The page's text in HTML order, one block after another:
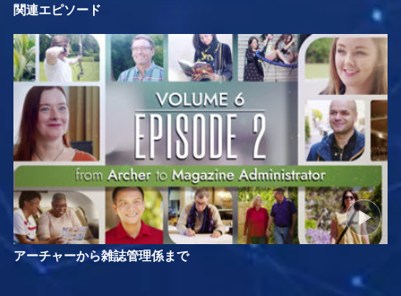
関連エピソード
アーチャーから雑誌管理係まで